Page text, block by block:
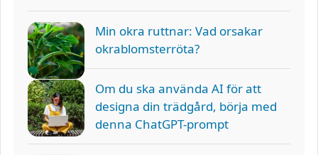
Min okra ruttnar: Vad orsakar
okrablomsterröta?
Om du ska använda AI för att
designa din trädgård, börja med
denna ChatGPT-prompt